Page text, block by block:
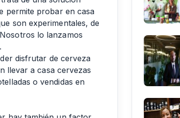
permite probar en casa
son experimentales, de
lo lanzamos
disfrutar de cerveza
llevar a casa cervezas
o vendidas en